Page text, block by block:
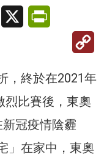
Line X
，終於在2021年
烈比賽後，東奧
冠疫情陰霾
」在家中，東奧